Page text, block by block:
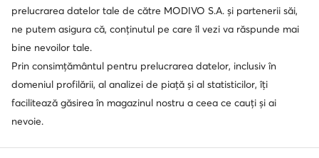
prelucrarea datelor tale de către MODIVO S.A. și partenerii săi,
ne putem asigura că, conținutul pe care îl vezi va răspunde mai
bine nevoilor tale.
Prin consimțământul pentru prelucrarea datelor, inclusiv în
domeniul profilării, al analizei de piață și al statisticilor, îți
facilitează găsirea în magazinul nostru a ceea ce cauți și ai
nevoie.